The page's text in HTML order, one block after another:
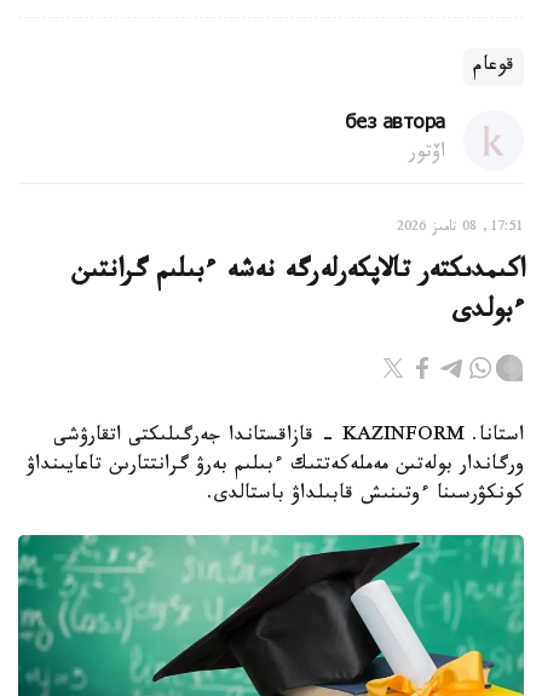
قوعام
без автора
اۆتور
17:51, 08 تامىز 2026
اكىمدىكتەر تالاپكەرلەرگە نەشە ءبىلىم گرانتىن
ءبولدى
استانا. KAZINFORM - قازاقستاندا جەرگىلىكتى اتقارۋشى
ورگاندار بولەتىن مەملەكەتتىك ءبىلىم بەرۋ گرانتتارىن تاعايىنداۋ
كونكۋرسىنا ءوتىنىش قابىلداۋ باستالدى.